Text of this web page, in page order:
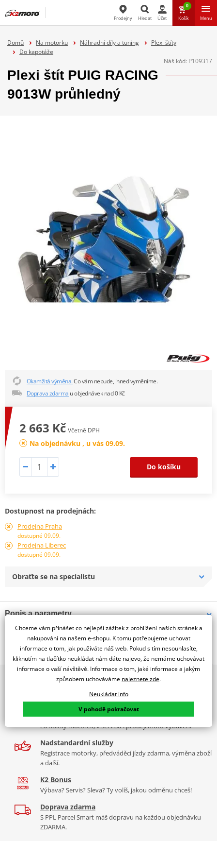
Prodejny Hledat Účet
0
Košík Menu
Domů Na motorku Náhradní díly a tuning
Plexi štíty
Do kapotáže
Náš kód: P109317
Plexi štít PUIG RACING
9013W průhledný
Okamžitá výměna.Co vám nebude, ihned vyměníme.
Doprava zdarma u objednávek nad 0 Kč
2 663 Kč Včetně DPH
Na objednávku , u vás 09.09.
Do košíku
Dostupnost na prodejnách:
Prodejna Praha
dostupné 09.09.
Prodejna Liberec
dostupné 09.09.
Obraťte se na specialistu
Popis a parametry
Jsme autorizovaný
dealer značky PUIG
RACING SCREEN SUZUKI GSX-R1000 17'C/CLEAR
Tabulka velikostí
Co když mi to nebude
PDF Aerodynamic test
Comparative test
O výrobci
PUIG byl založen v roce 1964 ve Španělsku. Vyrábí se ve městě
Granollers poblíž Barcelony na ploše 8 000 m² v objektu, který se
dělí na 3 části: komerční, odlitkovou a kovových součástek. Již 40
let se účastní nejslavnějších závodů motocyklů po celém světě. V
naší nabídce naleznete doplňky a příslušenství například: plexi,
padací protektory a mnoho dalšího.
Zobrazit všechny produktyznačky PUIG
2x multibrand showroom
díly, to vše v Praze a Liberci
Více než 30 let zkušeností
Za řídítky motorek, v servisu i prodeji moto vybavení
Nadstandardní služby
Registrace motorky, předváděcí jízdy zdarma, výměna zboží
a další.
K2 Bonus
Výbava? Servis? Sleva? Ty volíš, jakou odměnu chceš!
Doprava zdarma
S PPL Parcel Smart máš dopravu na každou objednávku
ZDARMA.
Chceme vám přinášet co nejlepší zážitek z prohlížení našich stránek a
nakupování na našem e-shopu. K tomu potřebujeme uchovat
informace o tom, jak používáte náš web. Pokud s tím nesouhlasíte,
kliknutím na tlačítko neukládat nám dáte najevo, že nemáme uchovávat
informace o vaší návštěvě. Informace o tom, jaké informace a jakým
způsobem uchováváme naleznete zde.
Neukládat info
V pohodě pokračovat